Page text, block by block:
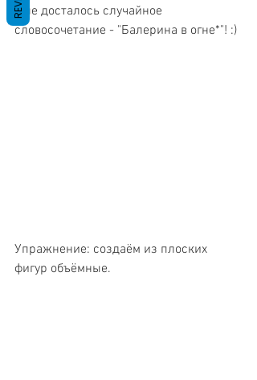
Мне досталось случайное
словосочетание - "Балерина в огне*"! :)
Упражнение: создаём из плоских
фигур объёмные.